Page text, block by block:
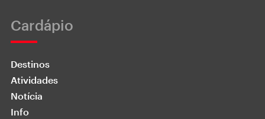
Cardápio
Destinos
Atividades
Notícia
Info